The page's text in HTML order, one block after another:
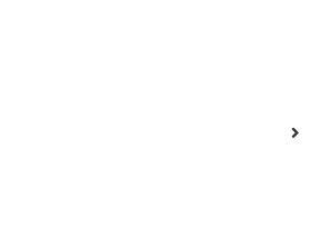
Toskána – Vincent van Gogh stílusában